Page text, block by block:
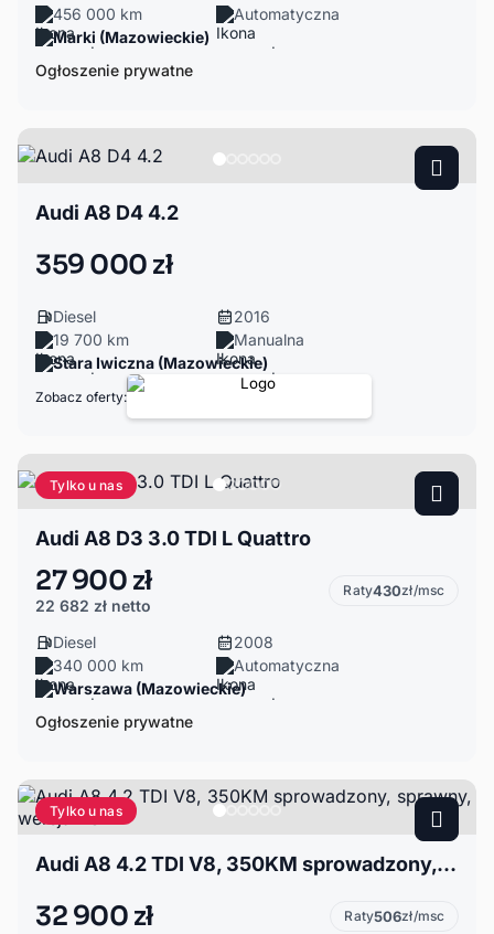
456 000 km
Automatyczna
Marki (Mazowieckie)
Ogłoszenie prywatne
Audi A8 D4 4.2
359 000 zł
Diesel
2016
19 700 km
Manualna
Stara Iwiczna (Mazowieckie)
Zobacz oferty:
Tylko u nas
Audi A8 D3 3.0 TDI L Quattro
27 900 zł
22 682 zł netto
Raty430zł/msc
Diesel
2008
340 000 km
Automatyczna
Warszawa (Mazowieckie)
Ogłoszenie prywatne
Tylko u nas
Audi A8 4.2 TDI V8, 350KM sprowadzony, sprawny, wersja EU
32 900 zł Raty506zł/msc